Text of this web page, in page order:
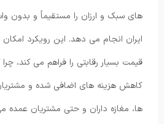
های سبک و ارزان را مستقیماً و بدون
ایران انجام می دهد. این رویکرد
قیمت بسیار رقابتی را فراهم می کند،
کاهش هزینه های اضافی شده و
ها، مغازه داران و حتی مشتریان عمده می